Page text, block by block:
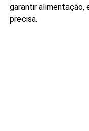
garantir alimentação,
precisa.